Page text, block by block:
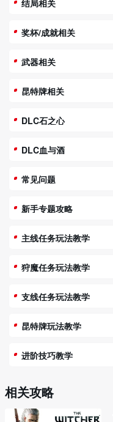
结局相关
奖杯/成就相关
武器相关
昆特牌相关
DLC石之心
DLC血与酒
常见问题
新手专题攻略
主线任务玩法教学
狩魔任务玩法教学
支线任务玩法教学
昆特牌玩法教学
进阶技巧教学
相关攻略